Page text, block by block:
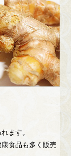
ます。
食品も多く販売